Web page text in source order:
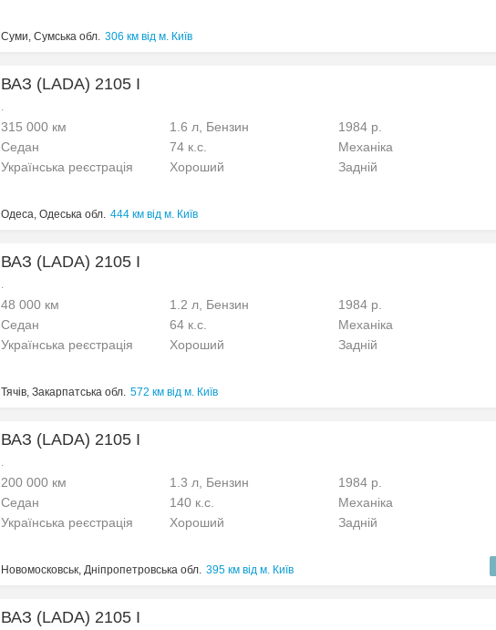
Суми, Сумська обл. 306 км від м. Київ
ВАЗ (LADA) 2105 I
.
315 000 км 1.6 л, Бензин
1984 р.
Седан
74 к.с.
Механіка
Українська реєстрація
Хороший Задній
Одеса, Одеська обл. 444 км від м. Київ
ВАЗ (LADA) 2105 I
.
48 000 км 1.2 л, Бензин
1984 р.
Седан
64 к.с.
Механіка
Українська реєстрація
Хороший Задній
Тячів, Закарпатська обл. 572 км від м. Київ
ВАЗ (LADA) 2105 I
.
200 000 км 1.3 л, Бензин
1984 р.
Седан
140 к.с.
Механіка
Українська реєстрація
Хороший Задній
Новомосковськ, Дніпропетровська обл. 395 км від м. Київ
ВАЗ (LADA) 2105 I